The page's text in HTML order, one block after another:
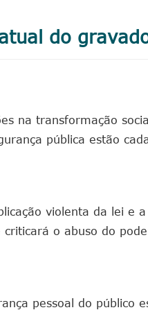
do
na transformação
pública estão
violenta da lei e
o abuso do
pessoal do público